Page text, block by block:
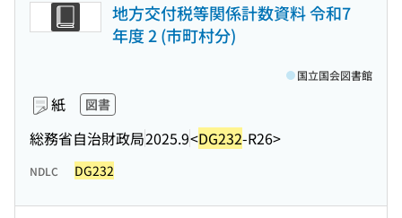
地方交付税等関係計数資料 令和7
年度 2 (市町村分)
紙 図書
総務省自治財政局2025.9<DG232-R26>
国立国会図書館
NDLC DG232